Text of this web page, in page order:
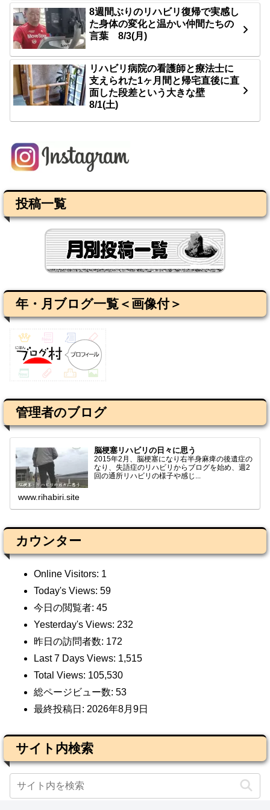
8週間ぶりのリハビリ復帰で実感し
た身体の変化と温かい仲間たちの
言葉 8/3(月)
リハビリ病院の看護師と療法士に
支えられた1ヶ月間と帰宅直後に直
面した段差という大きな壁
8/1(土)
投稿一覧
年・月ブログ一覧＜画像付＞
管理者のブログ
脳梗塞リハビリの日々に思う
2015年2月、脳梗塞になり右半身麻痺の後遺症の
なり、失語症のリハビリからブログを始め、週2
回の通所リハビリの様子や感じ...
www.rihabiri.site
カウンター
Online Visitors: 1
Today's Views: 59
今日の閲覧者: 45
Yesterday's Views: 232
昨日の訪問者数: 172
Last 7 Days Views: 1,515
Total Views: 105,530
総ページビュー数: 53
最終投稿日: 2026年8月9日
サイト内検索